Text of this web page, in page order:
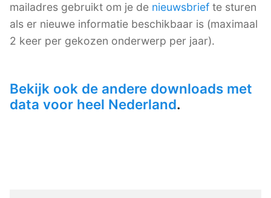
mailadres gebruikt om je de nieuwsbrief te sturen
als er nieuwe informatie beschikbaar is (maximaal
2 keer per gekozen onderwerp per jaar).
Bekijk ook de andere downloads met
data voor heel Nederland.